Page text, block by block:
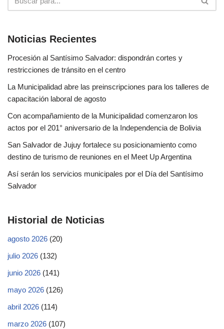
Noticias Recientes
Procesión al Santísimo Salvador: dispondrán cortes y
restricciones de tránsito en el centro
La Municipalidad abre las preinscripciones para los talleres de
capacitación laboral de agosto
Con acompañamiento de la Municipalidad comenzaron los
actos por el 201° aniversario de la Independencia de Bolivia
San Salvador de Jujuy fortalece su posicionamiento como
destino de turismo de reuniones en el Meet Up Argentina
Así serán los servicios municipales por el Día del Santísimo
Salvador
Historial de Noticias
agosto 2026 (20)
julio 2026 (132)
junio 2026 (141)
mayo 2026 (126)
abril 2026 (114)
marzo 2026 (107)